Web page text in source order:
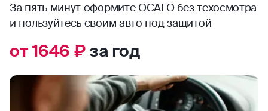
За пять минут оформите ОСАГО без техосмотра
и пользуйтесь своим авто под защитой
от 1646 ₽за год